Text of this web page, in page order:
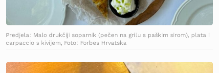
Predjela: Malo drukčiji soparnik (pečen na grilu s paškim sirom), plata i
carpaccio s kivijem, Foto: Forbes Hrvatska